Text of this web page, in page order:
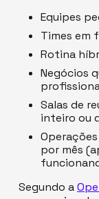
Equipes
Times em
Rotina
Negócios
Salas de
inteiro ou
por mês
Segundo a